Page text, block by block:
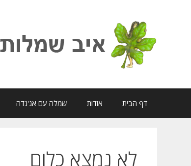
דף הבית אודות שמלה עם אג'נדה
לא נמצא כלום